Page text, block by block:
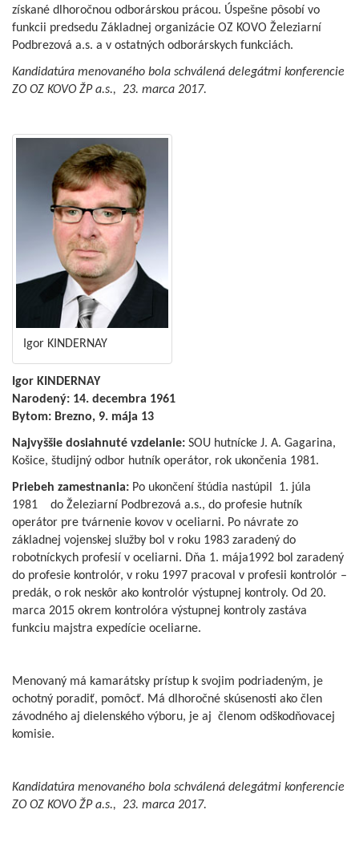
získané dlhoročnou odborárskou prácou. Úspešne pôsobí vo
funkcii predsedu Základnej organizácie OZ KOVO Železiarní
Podbrezová a.s. a v ostatných odborárskych funkciách.
Kandidatúra menovaného bola schválená delegátmi konferencie
ZO OZ KOVO ŽP a.s., 23. marca 2017.
Igor KINDERNAY
Igor KINDERNAY
Narodený: 14. decembra 1961
Bytom: Brezno, 9. mája 13
Najvyššie dosiahnuté vzdelanie: SOU hutnícke J. A. Gagarina,
Košice, študijný odbor hutník operátor, rok ukončenia 1981.
Priebeh zamestnania: Po ukončení štúdia nastúpil 1. júla
1981 do Železiarní Podbrezová a.s., do profesie hutník
operátor pre tvárnenie kovov v oceliarni. Po návrate zo
základnej vojenskej služby bol v roku 1983 zaradený do
robotníckych profesií v oceliarni. Dňa 1. mája1992 bol zaradený
do profesie kontrolór, v roku 1997 pracoval v profesii kontrolór –
predák, o rok neskôr ako kontrolór výstupnej kontroly. Od 20.
marca 2015 okrem kontrolóra výstupnej kontroly zastáva
funkciu majstra expedície oceliarne.
Menovaný má kamarátsky prístup k svojim podriadeným, je
ochotný poradiť, pomôcť. Má dlhoročné skúsenosti ako člen
závodného aj dielenského výboru, je aj členom odškodňovacej
komisie.
Kandidatúra menovaného bola schválená delegátmi konferencie
ZO OZ KOVO ŽP a.s., 23. marca 2017.